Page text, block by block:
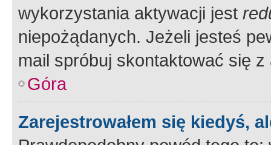
wykorzystania aktywacji jest
niepożądanych. Jeżeli jesteś
mail spróbuj skontaktować się
Góra
Zarejestrowałem się kiedyś,